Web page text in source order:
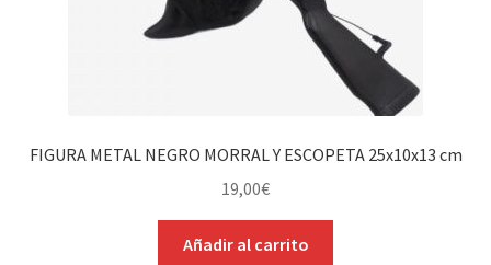
FIGURA METAL NEGRO MORRAL Y ESCOPETA 25x10x13 cm
19,00€
Añadir al carrito